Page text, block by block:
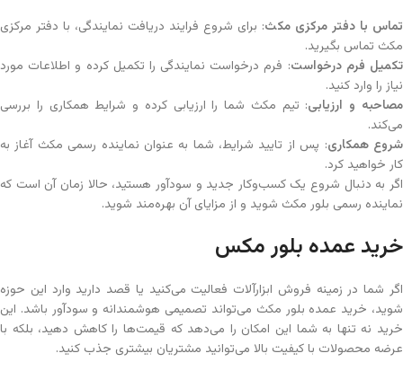
تماس با دفتر مرکزی مکث: برای شروع فرایند دریافت نمایندگی، با دفتر مرکزی
مکث تماس بگیرید.
تکمیل فرم درخواست: فرم درخواست نمایندگی را تکمیل کرده و اطلاعات مورد
نیاز را وارد کنید.
مصاحبه و ارزیابی: تیم مکث شما را ارزیابی کرده و شرایط همکاری را بررسی
می‌کند.
شروع همکاری: پس از تایید شرایط، شما به عنوان نماینده رسمی مکث آغاز به
کار خواهید کرد.
اگر به دنبال شروع یک کسب‌وکار جدید و سودآور هستید، حالا زمان آن است که
نماینده رسمی بلور مکث شوید و از مزایای آن بهره‌مند شوید.
خرید عمده بلور مکس
اگر شما در زمینه فروش ابزارآلات فعالیت می‌کنید یا قصد دارید وارد این حوزه
شوید، خرید عمده بلور مکث می‌تواند تصمیمی هوشمندانه و سودآور باشد. این
خرید نه تنها به شما این امکان را می‌دهد که قیمت‌ها را کاهش دهید، بلکه با
عرضه محصولات با کیفیت بالا می‌توانید مشتریان بیشتری جذب کنید.